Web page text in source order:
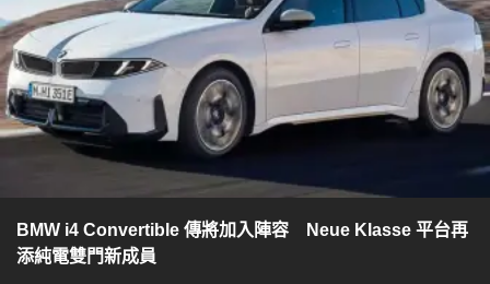
BMW i4 Convertible 傳將加入陣容 Neue Klasse 平台再
添純電雙門新成員